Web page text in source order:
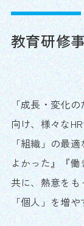
教育研修
「成長・変化
向け、様々な
「組織」の最
よかった』『
共に、熱意を
「個人」を増